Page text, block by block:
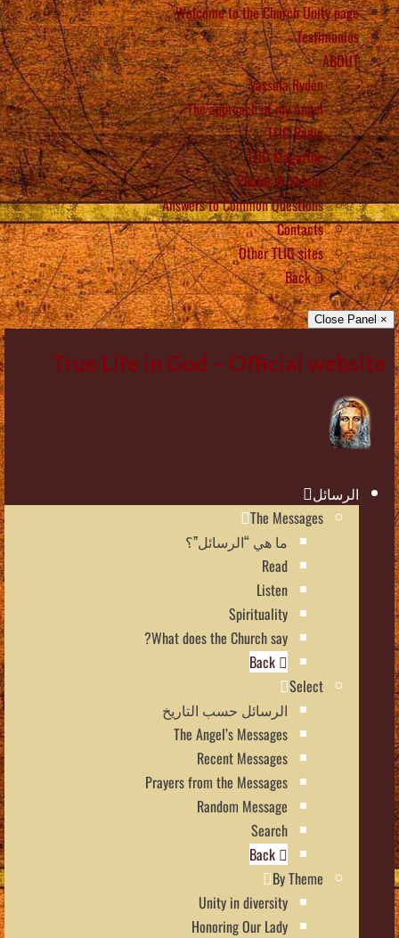
Welcome to the Church Unity page
Testimonies
ABOUT
Vassula Rydén
The approach of my Angel
TLIG Radio
TLIG Magazine
Photos & Videos
Answers to Common Questions
Contacts
Other TLIG sites
Back
× Close Panel
True Life in God – Official website
الرسائل
The Messages
ما هي “الرسائل”؟
Read
Listen
Spirituality
What does the Church say?
Select
الرسائل حسب التاريخ
The Angel’s Messages
Recent Messages
Prayers from the Messages
Random Message
Search
By Theme
Unity in diversity
Honoring Our Lady